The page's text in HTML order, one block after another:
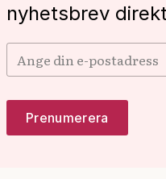
nyhetsbrev